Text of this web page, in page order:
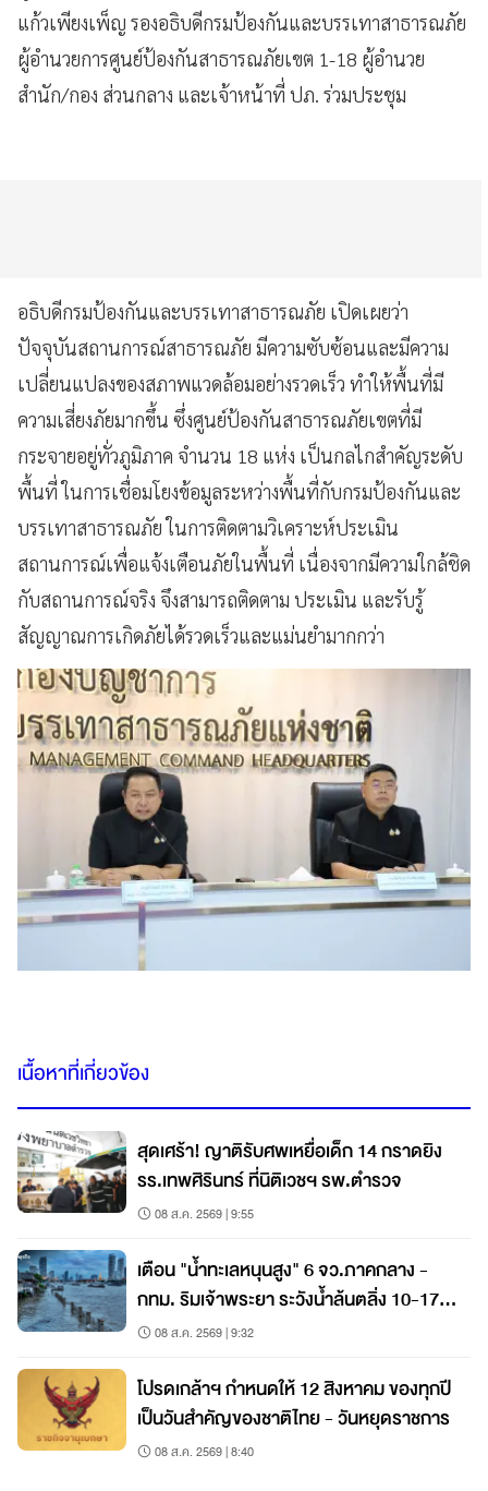
แก้วเพียงเพ็ญ รองอธิบดีกรมป้องกันและบรรเทาสาธารณภัย
ผู้อำนวยการศูนย์ป้องกันสาธารณภัยเขต 1-18 ผู้อำนวย
สำนัก/กอง ส่วนกลาง และเจ้าหน้าที่ ปภ. ร่วมประชุม
อธิบดีกรมป้องกันและบรรเทาสาธารณภัย เปิดเผยว่า
ปัจจุบันสถานการณ์สาธารณภัย มีความซับซ้อนและมีความ
เปลี่ยนแปลงของสภาพแวดล้อมอย่างรวดเร็ว ทำให้พื้นที่มี
ความเสี่ยงภัยมากขึ้น ซึ่งศูนย์ป้องกันสาธารณภัยเขตที่มี
กระจายอยู่ทั่วภูมิภาค จำนวน 18 แห่ง เป็นกลไกสำคัญระดับ
พื้นที่ ในการเชื่อมโยงข้อมูลระหว่างพื้นที่กับกรมป้องกันและ
บรรเทาสาธารณภัย ในการติดตามวิเคราะห์ประเมิน
สถานการณ์เพื่อแจ้งเตือนภัยในพื้นที่ เนื่องจากมีความใกล้ชิด
กับสถานการณ์จริง จึงสามารถติดตาม ประเมิน และรับรู้
สัญญาณการเกิดภัยได้รวดเร็วและแม่นยำมากกว่า
เนื้อหาที่เกี่ยวข้อง
สุดเศร้า! ญาติรับศพเหยื่อเด็ก 14 กราดยิง
รร.เทพศิรินทร์ ที่นิติเวชฯ รพ.ตำรวจ
08 ส.ค. 2569 | 9:55
เตือน "น้ำทะเลหนุนสูง" 6 จว.ภาคกลาง -
กทม. ริมเจ้าพระยา ระวังน้ำล้นตลิ่ง 10-17
ส.ค. นี้
08 ส.ค. 2569 | 9:32
โปรดเกล้าฯ กำหนดให้ 12 สิงหาคม ของทุกปี
เป็นวันสำคัญของชาติไทย - วันหยุดราชการ
08 ส.ค. 2569 | 8:40